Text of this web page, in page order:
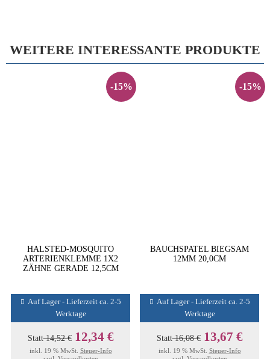
WEITERE INTERESSANTE PRODUKTE
-15%
HALSTED-MOSQUITO
ARTERIENKLEMME 1X2
ZÄHNE GERADE 12,5CM
Auf Lager - Lieferzeit ca. 2-5
Werktage
Statt14,52 € 12,34 €
inkl. 19 % MwSt. Steuer-Info
-15%
BAUCHSPATEL BIEGSAM
12MM 20,0CM
Auf Lager - Lieferzeit ca. 2-5
Werktage
Statt16,08 € 13,67 €
inkl. 19 % MwSt. Steuer-Info